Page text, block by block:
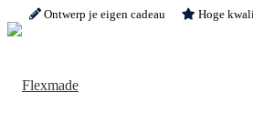
Ontwerp je eigen cadeau Hoge